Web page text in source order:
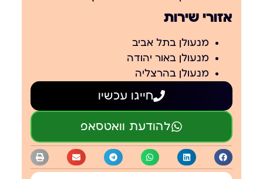
אזורי שירות
מנעולן בתל אביב
מנעולן באור יהודה
מנעולן בהרצליה
חייגו עכשיו
להודעת וואטסאפ